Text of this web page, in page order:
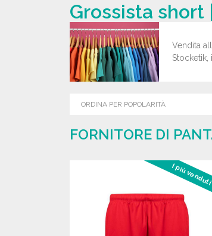
Grossista
Vendita
Stocketik,
FORNITORE DI
I più